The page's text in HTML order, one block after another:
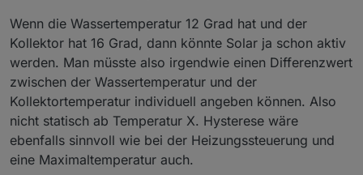
Wenn die Wassertemperatur 12 Grad hat und der
Kollektor hat 16 Grad, dann könnte Solar ja schon aktiv
werden. Man müsste also irgendwie einen Differenzwert
zwischen der Wassertemperatur und der
Kollektortemperatur individuell angeben können. Also
nicht statisch ab Temperatur X. Hysterese wäre
ebenfalls sinnvoll wie bei der Heizungssteuerung und
eine Maximaltemperatur auch.